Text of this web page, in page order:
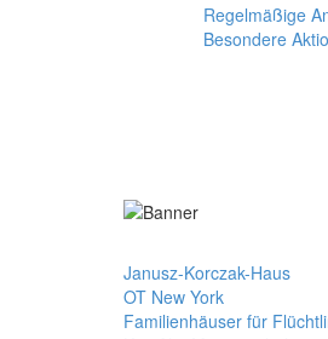
Regelmäßige
Besondere
Janusz-Korczak-Haus
OT New York
Familienhäuser für